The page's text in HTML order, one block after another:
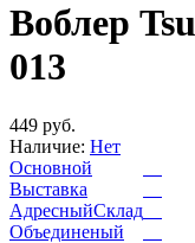
Воблер
013
449 руб.
Наличие: Нет
Основной
Выставка
АдресныйСклад
Объединеный